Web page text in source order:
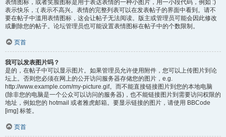
表情图标，或者笑脸图标是用于表达表情的一种小图片，用一小段代码，例如 :)
表示快乐，:( 表示不高兴。表情的完整列表可以在发表帖子的界面中看到。请不
要在帖子中滥用表情图标，这会让帖子无法阅读。版主或管理员可能会因此修改
或删除您的帖子。论坛管理员也可能设置表情图标在帖子中的个数限制。
页首
我可以发表图片吗？
是的，在帖子中可以显示图片。如果管理员允许使用附件，您可以上传图片到论
坛上。否则您必须在网上的公开访问服务器存储您的图片，e.g.
http://www.example.com/my-picture.gif。而不能直接链接图片到您的本地电脑
(除非您的电脑是一个公众可以访问的服务器)，也不能链接图片到需要访问权限的
地址，例如您的 hotmail 或者雅虎邮箱。要显示链接的图片，请使用 BBCode
[img] 标签。
页首